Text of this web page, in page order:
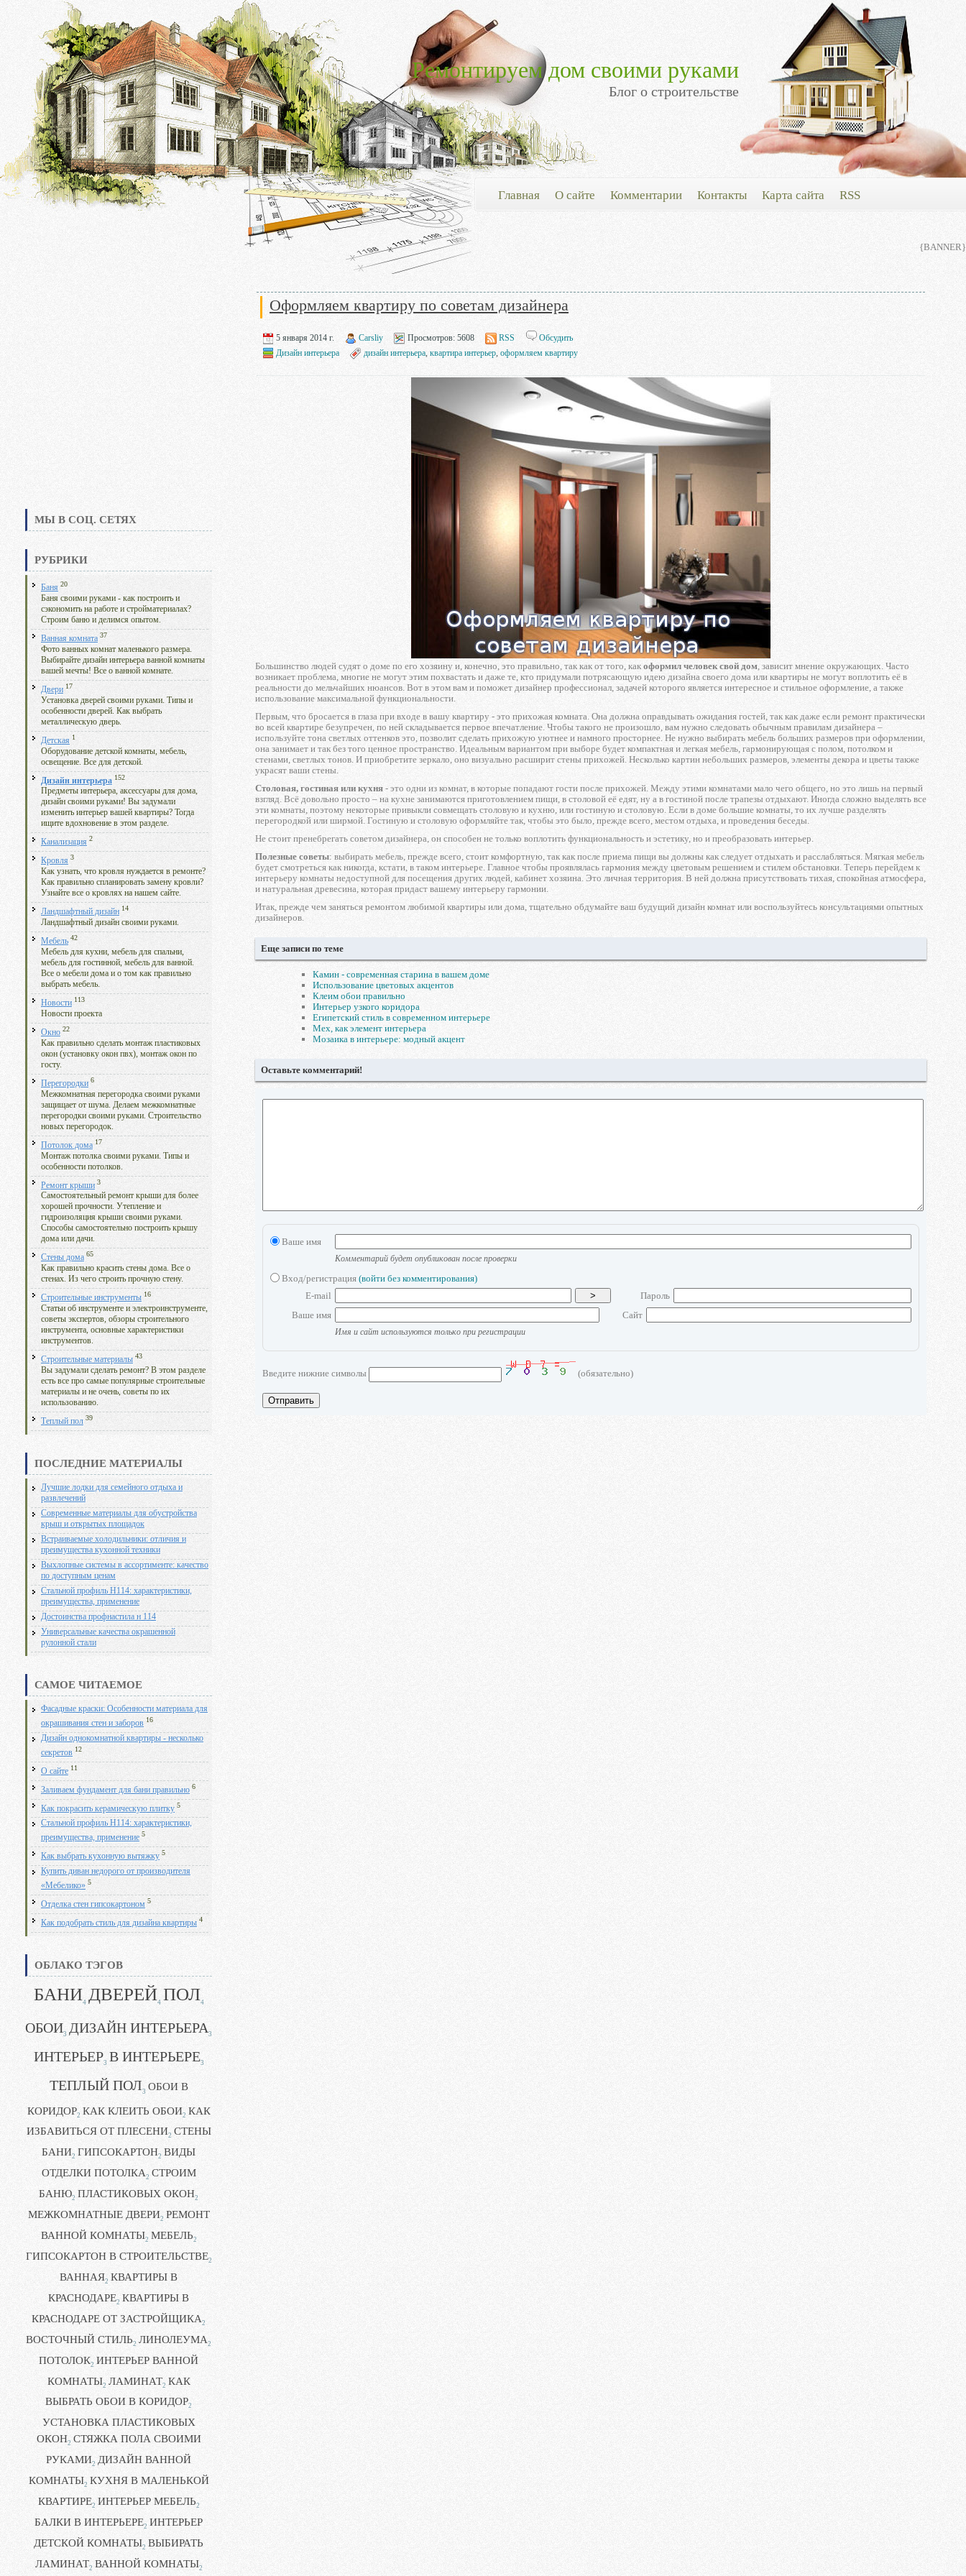
Ремонтируем дом своими руками
Блог о строительстве
Главная О сайте Комментарии Контакты Карта сайта RSS
{BANNER}
МЫ В СОЦ. СЕТЯХ
РУБРИКИ
Баня 20
Баня своими руками - как построить и
сэкономить на работе и стройматериалах?
Строим баню и делимся опытом.
Ванная комната 37
Фото ванных комнат маленького размера.
Выбирайте дизайн интерьера ванной комнаты
вашей мечты! Все о ванной комнате.
Двери 17
Установка дверей своими руками. Типы и
особенности дверей. Как выбрать
металлическую дверь.
Детская 1
Оборудование детской комнаты, мебель,
освещение. Все для детской.
Дизайн интерьера 152
Предметы интерьера, аксессуары для дома,
дизайн своими руками! Вы задумали
изменить интерьер вашей квартиры? Тогда
ищите вдохновение в этом разделе.
Канализация 2
Кровля 3
Как узнать, что кровля нуждается в ремонте?
Как правильно спланировать замену кровли?
Узнайте все о кровлях на нашем сайте.
Ландшафтный дизайн 14
Ландшафтный дизайн своими руками.
Мебель 42
Мебель для кухни, мебель для спальни,
мебель для гостинной, мебель для ванной.
Все о мебели дома и о том как правильно
выбрать мебель.
Новости 113
Новости проекта
Окно 22
Как правильно сделать монтаж пластиковых
окон (установку окон пвх), монтаж окон по
госту.
Перегородки 6
Межкомнатная перегородка своими руками
защищает от шума. Делаем межкомнатные
перегородки своими руками. Строительство
новых перегородок.
Потолок дома 17
Монтаж потолка своими руками. Типы и
особенности потолков.
Ремонт крыши 3
Самостоятельный ремонт крыши для более
хорошей прочности. Утепление и
гидроизоляция крыши своими руками.
Способы самостоятельно построить крышу
дома или дачи.
Стены дома 65
Как правильно красить стены дома. Все о
стенах. Из чего строить прочную стену.
Строительные инструменты 16
Статьи об инструменте и электроинструменте,
советы экспертов, обзоры строительного
инструмента, основные характеристики
инструментов.
Строительные материалы 43
Вы задумали сделать ремонт? В этом разделе
есть все про самые популярные строительные
материалы и не очень, советы по их
использованию.
Теплый пол 39
ПОСЛЕДНИЕ МАТЕРИАЛЫ
Лучшие лодки для семейного отдыха и
развлечений
Современные материалы для обустройства
крыш и открытых площадок
Встраиваемые холодильники: отличия и
преимущества кухонной техники
Выхлопные системы в ассортименте: качество
по доступным ценам
Стальной профиль Н114: характеристики,
преимущества, применение
Достоинства профнастила н 114
Универсальные качества окрашенной
рулонной стали
САМОЕ ЧИТАЕМОЕ
Фасадные краски: Особенности материала для
окрашивания стен и заборов 16
Дизайн однокомнатной квартиры - несколько
секретов 12
О сайте 11
Заливаем фундамент для бани правильно 6
Как покрасить керамическую плитку 5
Стальной профиль Н114: характеристики,
преимущества, применение 5
Как выбрать кухонную вытяжку 5
Купить диван недорого от производителя
«Мебелико» 5
Отделка стен гипсокартоном 5
Как подобрать стиль для дизайна квартиры 4
ОБЛАКО ТЭГОВ
БАНИ4 ДВЕРЕЙ4 ПОЛ4
ОБОИ3 ДИЗАЙН ИНТЕРЬЕРА3
ИНТЕРЬЕР3 В ИНТЕРЬЕРЕ3
ТЕПЛЫЙ ПОЛ3 ОБОИ В
КОРИДОР2 КАК КЛЕИТЬ ОБОИ2 КАК
ИЗБАВИТЬСЯ ОТ ПЛЕСЕНИ2 СТЕНЫ
БАНИ2 ГИПСОКАРТОН2 ВИДЫ
ОТДЕЛКИ ПОТОЛКА2 СТРОИМ
БАНЮ2 ПЛАСТИКОВЫХ ОКОН2
МЕЖКОМНАТНЫЕ ДВЕРИ2 РЕМОНТ
ВАННОЙ КОМНАТЫ2 МЕБЕЛЬ2
ГИПСОКАРТОН В СТРОИТЕЛЬСТВЕ2
ВАННАЯ2 КВАРТИРЫ В
КРАСНОДАРЕ2 КВАРТИРЫ В
КРАСНОДАРЕ ОТ ЗАСТРОЙЩИКА2
ВОСТОЧНЫЙ СТИЛЬ2 ЛИНОЛЕУМА2
ПОТОЛОК2 ИНТЕРЬЕР ВАННОЙ
КОМНАТЫ2 ЛАМИНАТ2 КАК
ВЫБРАТЬ ОБОИ В КОРИДОР2
УСТАНОВКА ПЛАСТИКОВЫХ
ОКОН2 СТЯЖКА ПОЛА СВОИМИ
РУКАМИ2 ДИЗАЙН ВАННОЙ
КОМНАТЫ2 КУХНЯ В МАЛЕНЬКОЙ
КВАРТИРЕ2 ИНТЕРЬЕР МЕБЕЛЬ2
БАЛКИ В ИНТЕРЬЕРЕ2 ИНТЕРЬЕР
ДЕТСКОЙ КОМНАТЫ2 ВЫБИРАТЬ
ЛАМИНАТ2 ВАННОЙ КОМНАТЫ2
Оформляем квартиру по советам дизайнера
5 января 2014 г. Carsliy Просмотров: 5608 RSS
Обсудить
Дизайн интерьера
дизайн интерьера, квартира интерьер, оформляем квартиру
Большинство людей судят о доме по его хозяину и, конечно, это правильно, так как от того, как оформил человек свой дом, зависит мнение окружающих. Часто
возникает проблема, многие не могут этим похвастать и даже те, кто придумали потрясающую идею дизайна своего дома или квартиры не могут воплотить её в
реальности до мельчайших нюансов. Вот в этом вам и поможет дизайнер профессионал, задачей которого является интересное и стильное оформление, а также
использование максимальной функциональности.
Первым, что бросается в глаза при входе в вашу квартиру - это прихожая комната. Она должна оправдывать ожидания гостей, так как даже если ремонт практически
во всей квартире безупречен, по ней складывается первое впечатление. Чтобы такого не произошло, вам нужно следовать обычным правилам дизайнера –
используйте тона светлых оттенков это, позволит сделать прихожую уютнее и намного просторнее. Не нужно выбирать мебель больших размеров при оформлении,
она занимает и так без того ценное пространство. Идеальным вариантом при выборе будет компактная и легкая мебель, гармонирующая с полом, потолком и
стенами, светлых тонов. И приобретите зеркало, оно визуально расширит стены прихожей. Несколько картин небольших размеров, элементы декора и цветы также
украсят ваши стены.
Столовая, гостиная или кухня - это одни из комнат, в которые попадают гости после прихожей. Между этими комнатами мало чего общего, но это лишь на первый
взгляд. Всё довольно просто – на кухне занимаются приготовлением пищи, в столовой её едят, ну а в гостиной после трапезы отдыхают. Иногда сложно выделять все
эти комнаты, поэтому некоторые привыкли совмещать столовую и кухню, или гостиную и столовую. Если в доме большие комнаты, то их лучше разделять
перегородкой или ширмой. Гостиную и столовую оформляйте так, чтобы это было, прежде всего, местом отдыха, и проведения беседы.
Не стоит пренебрегать советом дизайнера, он способен не только воплотить функциональность и эстетику, но и преобразовать интерьер.
Полезные советы: выбирать мебель, прежде всего, стоит комфортную, так как после приема пищи вы должны как следует отдыхать и расслабляться. Мягкая мебель
будет смотреться как никогда, кстати, в таком интерьере. Главное чтобы проявлялась гармония между цветовым решением и стилем обстановки. Теперь перейдем к
интерьеру комнаты недоступной для посещения других людей, кабинет хозяина. Это личная территория. В ней должна присутствовать тихая, спокойная атмосфера,
и натуральная древесина, которая придаст вашему интерьеру гармонии.
Итак, прежде чем заняться ремонтом любимой квартиры или дома, тщательно обдумайте ваш будущий дизайн комнат или воспользуйтесь консультациями опытных
дизайнеров.
Еще записи по теме
Камин - современная старина в вашем доме
Использование цветовых акцентов
Клеим обои правильно
Интерьер узкого коридора
Египетский стиль в современном интерьере
Мех, как элемент интерьера
Мозаика в интерьере: модный акцент
Оставьте комментарий!
Ваше имя
Комментарий будет опубликован после проверки
Вход/регистрация (войти без комментирования)
E-mail
>
Пароль
Ваше имя
Сайт
Имя и сайт используются только при регистрации
Введите нижние символы (обязательно)
Отправить